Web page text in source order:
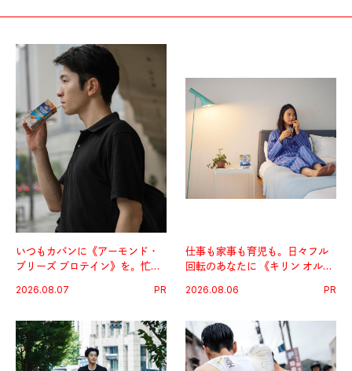
いつもカバンに《アーモンド・
ブリーズ プロテイン》を。忙し
グ習慣。
2026.08.07 PR
仕事も家事も育児も。日々フル
回転のあなたに 《キリン オルニ
2026.08.06 PR